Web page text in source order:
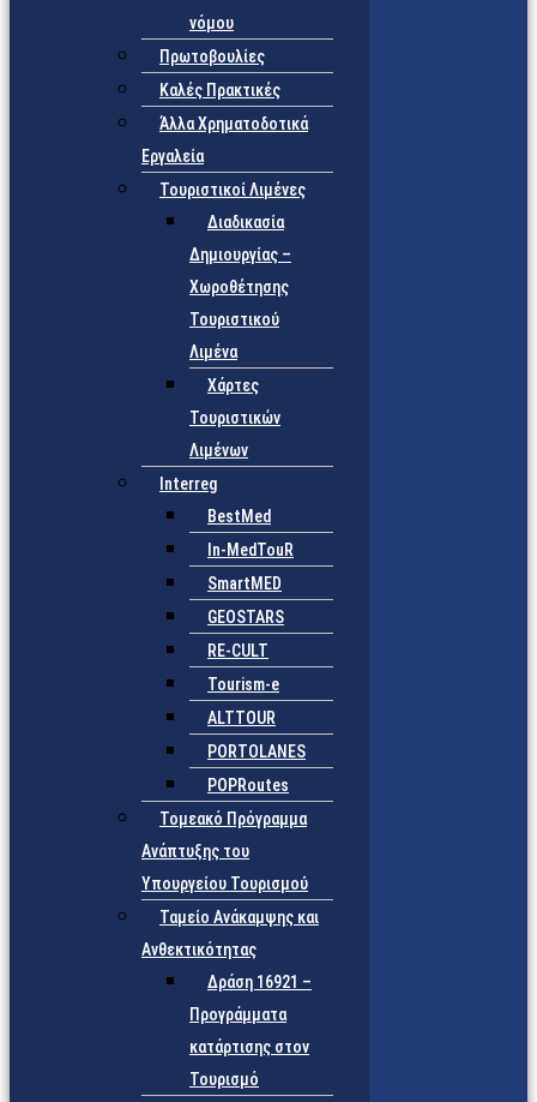
νόμου
Πρωτοβουλίες
Καλές Πρακτικές
Άλλα Χρηματοδοτικά
Εργαλεία
Τουριστικοί Λιμένες
Διαδικασία
Δημιουργίας –
Χωροθέτησης
Τουριστικού
Λιμένα
Χάρτες
Τουριστικών
Λιμένων
Interreg
BestMed
In-MedTouR
SmartMED
GEOSTARS
RE-CULT
Tourism-e
ALTTOUR
PORTOLANES
POPRoutes
Τομεακό Πρόγραμμα
Ανάπτυξης του
Υπουργείου Τουρισμού
Ταμείο Ανάκαμψης και
Ανθεκτικότητας
Δράση 16921 –
Προγράμματα
κατάρτισης στον
Τουρισμό